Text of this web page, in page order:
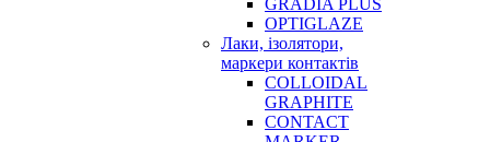
GRADIA PLUS
OPTIGLAZE
Лаки, ізолятори,
маркери контактів
COLLOIDAL
GRAPHITE
CONTACT